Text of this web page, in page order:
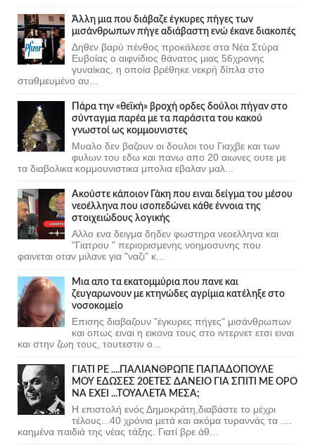
Άλλη μια που διάβαζε έγκυρες πήγες των
μισάνθρωπων πήγε αδιάβαστη ενώ έκανε διακοπές
Δηθεν βαρύ πένθος προκάλεσε στα Νέα Στύρα
Ευβοίας ο αιφνίδιος θάνατος μιας 56χρονης
γυναίκας, η οποία βρέθηκε νεκρή δίπλα στο
σταθμευμένο αυ...
Πάρα την «θεϊκή» βροχή ορδες δούλοι πήγαν στο
σύνταγμα παρέα με τα παράσιτα του κακού
γνωστοί ως κομμουνιστες
Μυαλο δεν βαζουν οι δουλοι του Γιαχβε και των
φυλων του εδω και πανω απο 20 αιωνες ουτε με
τα διαβολικα κομμουνιστικα μπολια εβαλαν μαλ...
Ακούστε κάποιον Γάκη που ειναι δείγμα του μέσου
νεοέλληνα που ισοπεδώνει κάθε έννοια της
στοιχειώδους λογικής
Αλλο ενα δειγμα δηδεν φωστηρα νεοελληνα και
"Γιατρου " περιορισμενης νοημοσυνης που
φαινεται οταν μιλανε για "ναζι" κ...
Μια απο τα εκατομμύρια που πανε και
ζευγαρωνουν με κτηνώδες αγρίμια κατέληξε στο
νοσοκομείο
Επισης διαβαζουν "έγκυρες πήγες" μισάνθρωπων
και οπως ειναι η εικονα τους στο ιντερνετ ετσι ειναι
και στην ζωη τους, τουτεστιν ο...
ΓΙΑΤΙ ΡΕ ....ΠΑΛΙΑΝΘΡΩΠΕ ΠΑΠΑΔΟΠΟΥΛΕ
ΜΟΥ ΕΔΩΣΕΣ 20ΕΤΕΣ ΔΑΝΕΙΟ ΓΙΑ ΣΠΙΤΙ ΜΕ ΟΡΟ
ΝΑ ΕΧΕΙ ...ΤΟΥΑΛΕΤΑ ΜΕΣΑ;
Η επιστολή ενός Δημοκράτη,διαβάστε το μέχρι
τέλους...40 χρόνια μετά και ακόμα τυραννάς τα ....
καημένα παιδιά της νέας τάξης. Γιατί βρε άθ...